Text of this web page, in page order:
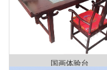
国画体验台